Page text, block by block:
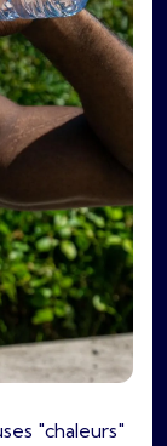
"chaleurs"